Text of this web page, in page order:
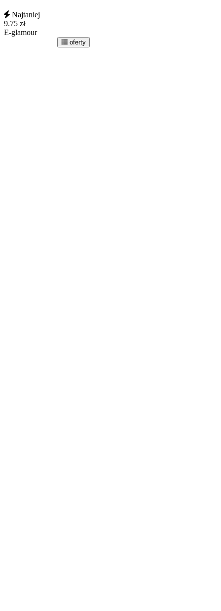
Najtaniej
9.75 zł
E-glamour
oferty